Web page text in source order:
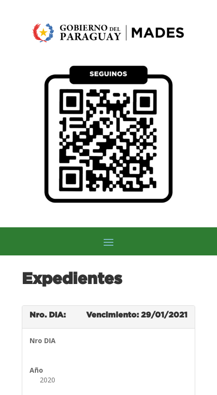
Expedientes
Nro. DIA: Vencimiento: 29/01/2021
Nro DIA
Año
2020